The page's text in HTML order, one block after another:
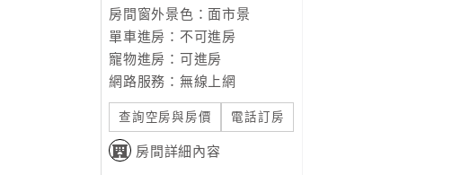
房間窗外景色：面市景
單車進房：不可進房
寵物進房：可進房
網路服務：無線上網
查詢空房與房價 電話訂房
房間詳細內容